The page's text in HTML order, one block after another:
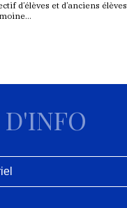
d’élèves et d’anciens élèves